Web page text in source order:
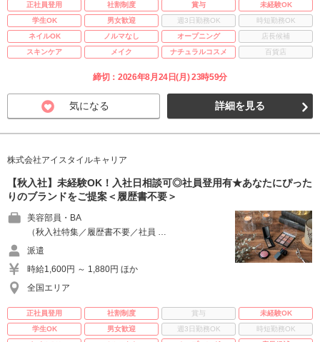
正社員登用 社割制度 賞与
未経験OK
学生OK
男女歓迎 週3日勤務OK
時短勤務OK
ネイルOK
ノルマなし オープニング
店長候補
スキンケア
メイク ナチュラルコスメ 百貨店
締切：2026年8月24日(月) 23時59分
気になる 詳細を見る
株式会社アイスタイルキャリア
【秋入社】未経験OK！入社日相談可◎社員登用有★あなたにぴった
りのブランドをご提案＜履歴書不要＞
美容部員・BA
（秋入社特集／履歴書不要／社員 …
派遣
時給1,600円 ～ 1,880円 ほか
全国エリア
正社員登用 社割制度 賞与
未経験OK
学生OK
男女歓迎 週3日勤務OK
時短勤務OK